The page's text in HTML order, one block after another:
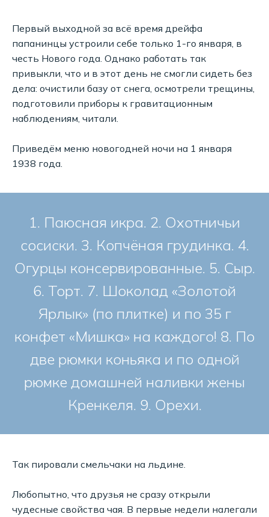
Первый выходной за всё время дрейфа
папанинцы устроили себе только 1-го января, в
честь Нового года. Однако работать так
привыкли, что и в этот день не смогли сидеть без
дела: очистили базу от снега, осмотрели трещины,
подготовили приборы к гравитационным
наблюдениям, читали.
Приведём меню новогодней ночи на 1 января
1938 года.
1. Паюсная икра. 2. Охотничьи
сосиски. 3. Копчёная грудинка. 4.
Огурцы консервированные. 5. Сыр.
6. Торт. 7. Шоколад «Золотой
Ярлык» (по плитке) и по 35 г
конфет «Мишка» на каждого! 8. По
две рюмки коньяка и по одной
рюмке домашней наливки жены
Кренкеля. 9. Орехи.
Так пировали смельчаки на льдине.
Любопытно, что друзья не сразу открыли
чудесные свойства чая. В первые недели налегали